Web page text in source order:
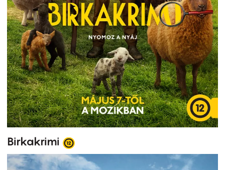
Birkakrimi